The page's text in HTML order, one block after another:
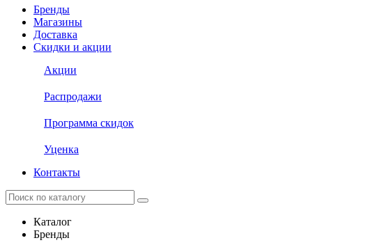
Бренды
Магазины
Доставка
Скидки и акции
Акции
Распродажи
Программа скидок
Уценка
Контакты
Каталог
Бренды